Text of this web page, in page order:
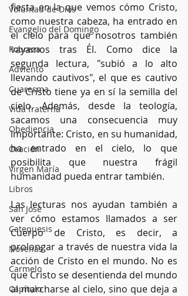
Voluntad de Dios
Evangelio del Domingo
Pobreza
Adviento
Cuaresma
Vida fraterna
Obediencia
Oración
Virgen María
Libros
San José
Catequesis
Novenas
Carmelo
Capítulo
fiesta en la que vemos cómo Cristo,
como nuestra cabeza, ha entrado en
el cielo para que nosotros también
vayamos tras Él. Como dice la
segunda lectura, "subió a lo alto
llevando cautivos", el que es cautivo
de Cristo tiene ya en sí la semilla del
cielo. Además, desde la teología,
sacamos una consecuencia muy
importante: Cristo, en su humanidad,
ha entrado en el cielo, lo que
posibilita que nuestra frágil
humanidad pueda entrar también.
Las lecturas nos ayudan también a
ver cómo estamos llamados a ser
Cuerpo de Cristo, es decir, a
prolongar a través de nuestra vida la
acción de Cristo en el mundo. No es
que Cristo se desentienda del mundo
al marcharse al cielo, sino que deja a